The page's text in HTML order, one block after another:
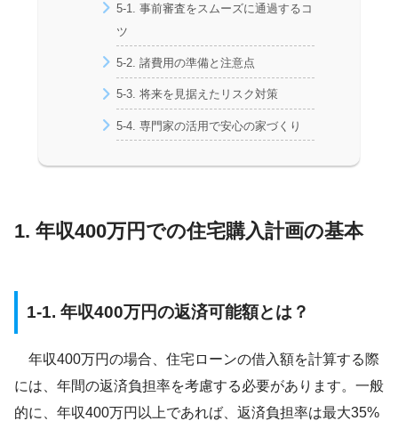
5-1. 事前審査をスムーズに通過するコ
ツ
5-2. 諸費用の準備と注意点
5-3. 将来を見据えたリスク対策
5-4. 専門家の活用で安心の家づくり
1. 年収400万円での住宅購入計画の基本
1-1. 年収400万円の返済可能額とは？
年収400万円の場合、住宅ローンの借入額を計算する際
には、年間の返済負担率を考慮する必要があります。一般
的に、年収400万円以上であれば、返済負担率は最大35%